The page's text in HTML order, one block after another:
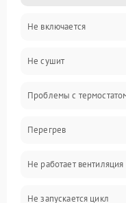
Механические
Оптика
Программное
Датчики
Безопасность
Не включается
Не сушит
Проблемы с
Перегрев
Не работает вентиляция
Не запускается цикл